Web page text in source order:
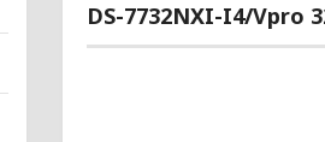
DS-7732NXI-I4/Vpro